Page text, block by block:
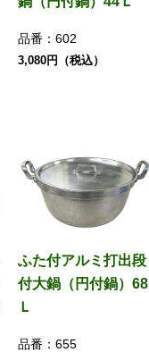
品番： 602
3,080円（税込）
ふた付アルミ打出段
付大鍋（円付鍋）68
Ｌ
品番： 655